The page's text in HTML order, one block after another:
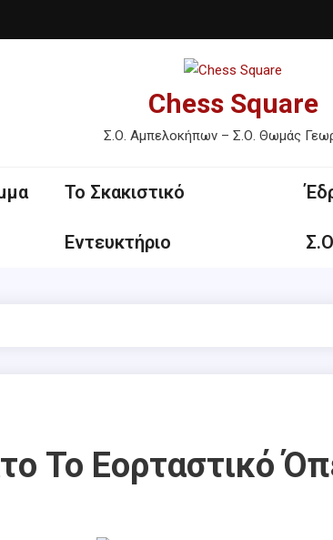
Chess Square
Σ.Ο. Αμπελοκήπων – Σ.Ο. Θωμάς
Το Σκακιστικό
Εντευκτήριο
Το Εορταστικό